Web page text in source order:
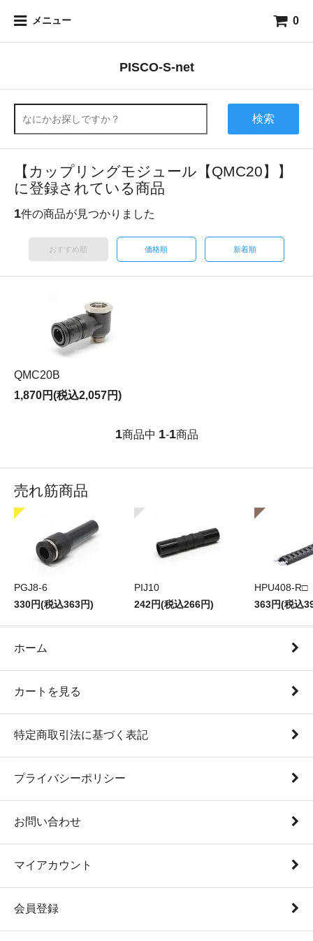
メニュー 0
PISCO-S-net
検索
【カップリングモジュール【QMC20】】
に登録されている商品
1件の商品が見つかりました
おすすめ順 価格順 新着順
QMC20B
1,870円(税込2,057円)
1商品中 1-1商品
売れ筋商品
PGJ8-6
330円(税込363円)
PIJ10
242円(税込266円)
HPU408-R□
363円(税込
ホーム
カートを見る
特定商取引法に基づく表記
プライバシーポリシー
お問い合わせ
マイアカウント
会員登録